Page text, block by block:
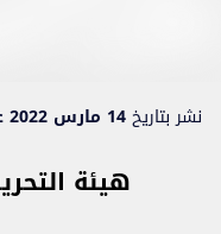
نشر بتاريخ14 مارس 2022 على الساعة 11:18
هيئة